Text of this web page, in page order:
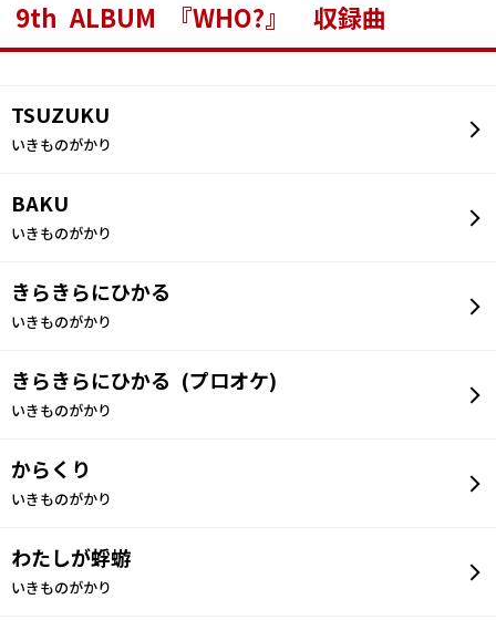
9th ALBUM 『WHO?』 収録曲
TSUZUKU
いきものがかり
BAKU
いきものがかり
きらきらにひかる
いきものがかり
きらきらにひかる (プロオケ)
いきものがかり
からくり
いきものがかり
わたしが蜉蝣
いきものがかり